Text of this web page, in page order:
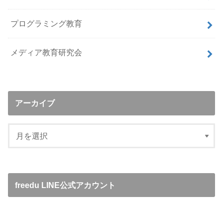
プログラミング教育
メディア教育研究会
アーカイブ
freedu LINE公式アカウント